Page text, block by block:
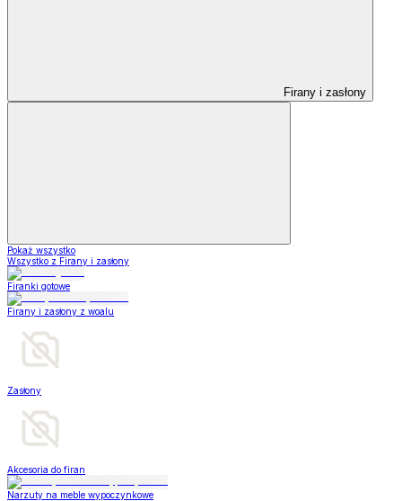
Firany i zasłony
Pokaż wszystko
Wszystko z Firany i zasłony
Firanki gotowe
Firany i zasłony z woalu
Zasłony
Akcesoria do firan
Narzuty na meble wypoczynkowe